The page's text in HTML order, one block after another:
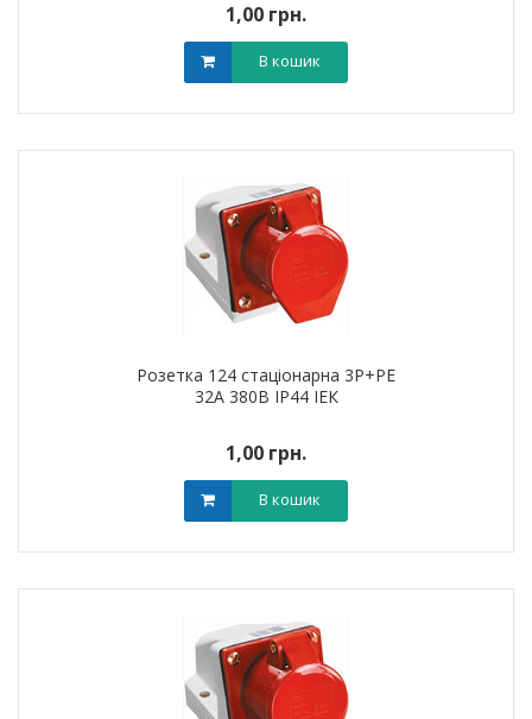
1,00 грн.
В кошик
Розетка 124 стаціонарна 3Р+РЕ
32А 380В IP44 ІЕК
1,00 грн.
В кошик